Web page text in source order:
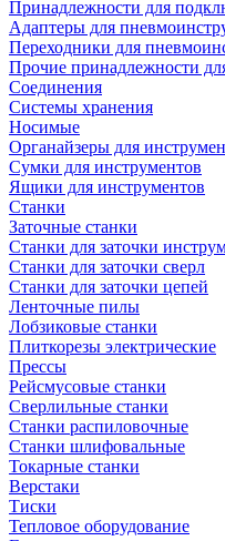
Принадлежности для
Адаптеры для
Переходники для
Прочие принадлежности
Соединения
Системы хранения
Носимые
Органайзеры для
Сумки для инструментов
Ящики для инструментов
Станки
Заточные станки
Станки для заточки
Станки для заточки сверл
Станки для заточки цепей
Ленточные пилы
Лобзиковые станки
Плиткорезы электрические
Прессы
Рейсмусовые станки
Сверлильные станки
Станки распиловочные
Станки шлифовальные
Токарные станки
Верстаки
Тиски
Тепловое оборудование